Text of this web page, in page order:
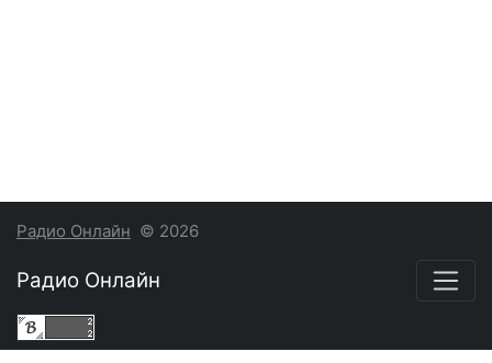
Радио Онлайн © 2026
Радио Онлайн